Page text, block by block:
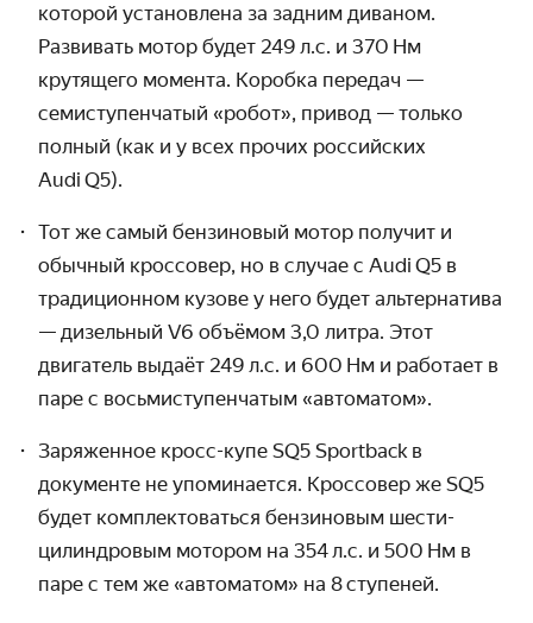
которой установ­лена за задним диваном.
Развивать мотор будет 249 л.с. и 370 Нм
крутящего момента. Коробка передач —
семиступен­чатый «робот», привод — только
полный (как и у всех прочих россий­ских
Audi Q5).
Тот же самый бензиновый мотор получит и
обычный кроссовер, но в случае с Audi Q5 в
традици­онном кузове у него будет альтер­натива
— дизельный V6 объёмом 3,0 литра. Этот
двигатель выдаёт 249 л.с. и 600 Нм и работает в
паре с восьми­ступен­чатым «автоматом».
Заряженное кросс-купе SQ5 Sportback в
документе не упоми­нается. Кроссовер же SQ5
будет комплекто­ваться бензиновым шести­
цилинд­ровым мотором на 354 л.с. и 500 Нм в
паре с тем же «автоматом» на 8 ступеней.